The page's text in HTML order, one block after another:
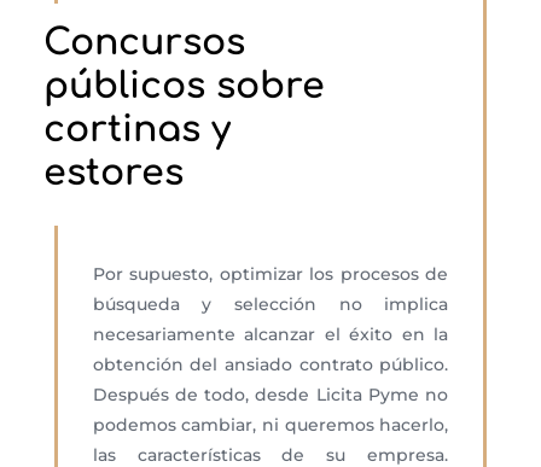
Concursos
públicos sobre
cortinas y
estores
Por supuesto, optimizar los procesos de
búsqueda y selección no implica
necesariamente alcanzar el éxito en la
obtención del ansiado contrato público.
Después de todo, desde Licita Pyme no
podemos cambiar, ni queremos hacerlo,
las características de su empresa.